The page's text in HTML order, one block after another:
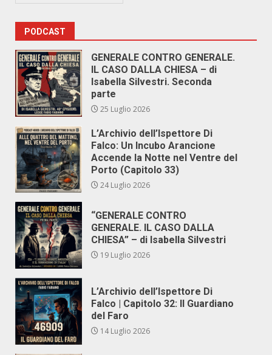
PODCAST
GENERALE CONTRO GENERALE.
IL CASO DALLA CHIESA – di
Isabella Silvestri. Seconda
parte
25 Luglio 2026
L’Archivio dell’Ispettore Di
Falco: Un Incubo Arancione
Accende la Notte nel Ventre del
Porto (Capitolo 33)
24 Luglio 2026
“GENERALE CONTRO
GENERALE. IL CASO DALLA
CHIESA” – di Isabella Silvestri
19 Luglio 2026
L’Archivio dell’Ispettore Di
Falco | Capitolo 32: Il Guardiano
del Faro
14 Luglio 2026